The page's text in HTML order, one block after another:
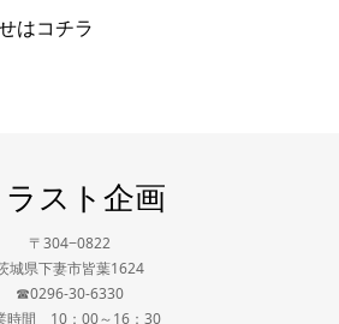
はコチラ
ラスト企画
〒304−0822
城県下妻市皆葉1624
☎0296-30-6330
時間 10：00～16：30